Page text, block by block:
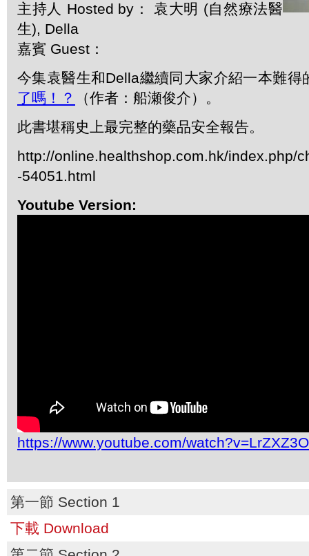
主持人 Hosted by： 袁大明 (自然療法醫
生), Della
嘉賓 Guest：
今集袁醫生和Della繼續同大家介紹一本難得
了嗎！？
（作者：船瀬俊介）。
此書堪稱史上最完整的藥品安全報告。
http://online.healthshop.com.hk/index.php/
-54051.html
Youtube Version:
https://www.youtube.com/
第一節 Section 1
下載 Download